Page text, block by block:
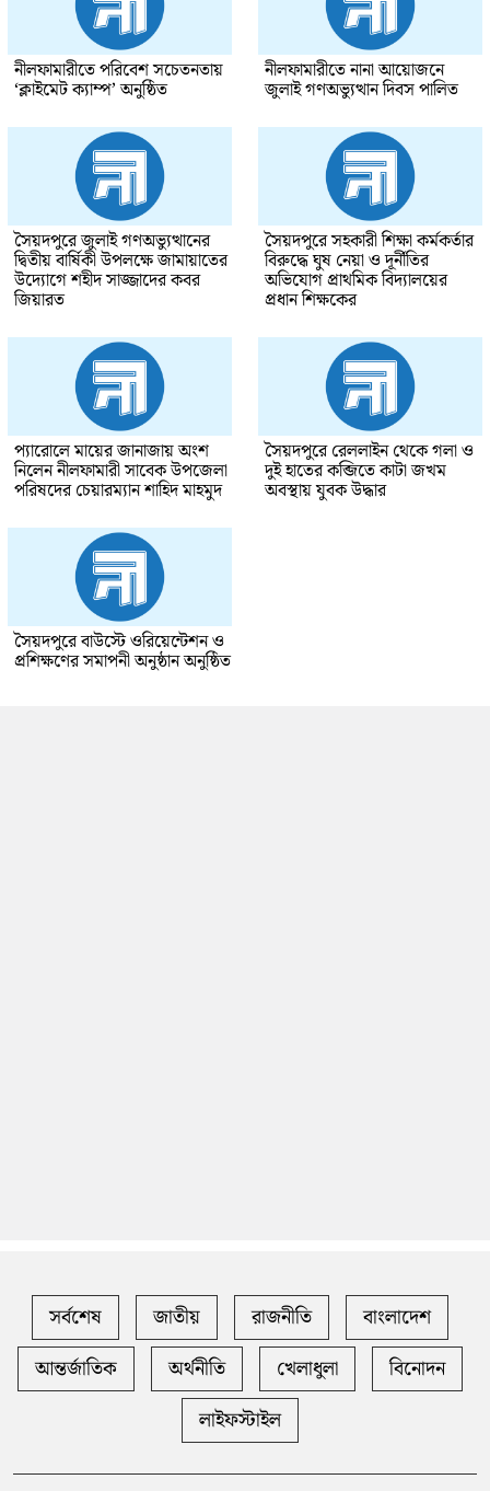
নীলফামারীতে পরিবেশ সচেতনতায়
‘ক্লাইমেট ক্যাম্প’ অনুষ্ঠিত
নীলফামারীতে নানা আয়োজনে
জুলাই গণঅভ্যুত্থান দিবস পালিত
সৈয়দপুরে জুলাই গণঅভ্যুত্থানের
দ্বিতীয় বার্ষিকী উপলক্ষে জামায়াতের
উদ্যোগে শহীদ সাজ্জাদের কবর
জিয়ারত
সৈয়দপুরে সহকারী শিক্ষা কর্মকর্তার
বিরুদ্ধে ঘুষ নেয়া ও দূর্নীতির
অভিযোগ প্রাথমিক বিদ্যালয়ের
প্রধান শিক্ষকের
প্যারোলে মায়ের জানাজায় অংশ
নিলেন নীলফামারী সাবেক উপজেলা
পরিষদের চেয়ারম্যান শাহিদ মাহমুদ
সৈয়দপুরে রেললাইন থেকে গলা ও
দুই হাতের কব্জিতে কাটা জখম
অবস্থায় যুবক উদ্ধার
সৈয়দপুরে বাউস্টে ওরিয়েন্টেশন ও
প্রশিক্ষণের সমাপনী অনুষ্ঠান অনুষ্ঠিত
সর্বশেষ জাতীয় রাজনীতি
বাংলাদেশ
আন্তর্জাতিক
অর্থনীতি খেলাধুলা
বিনোদন
লাইফস্টাইল